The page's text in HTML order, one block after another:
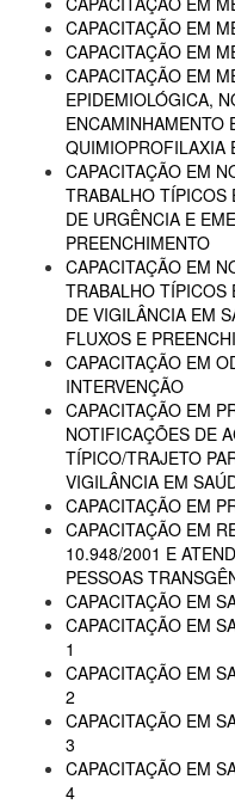
CAPACITAÇÃO EM
CAPACITAÇÃO EM
CAPACITAÇÃO EM
EPIDEMIOLÓGICA,
ENCAMINHAMENTO
QUIMIOPROFILAXIA
CAPACITAÇÃO EM
TRABALHO TÍPICOS
DE URGÊNCIA E
PREENCHIMENTO
CAPACITAÇÃO EM
TRABALHO TÍPICOS
DE VIGILÂNCIA EM
FLUXOS E
CAPACITAÇÃO EM
INTERVENÇÃO
CAPACITAÇÃO EM
NOTIFICAÇÕES DE
TÍPICO/TRAJETO
VIGILÂNCIA EM
CAPACITAÇÃO EM
CAPACITAÇÃO EM
10.948/2001 E
PESSOAS
CAPACITAÇÃO EM
CAPACITAÇÃO EM
1
CAPACITAÇÃO EM
2
CAPACITAÇÃO EM
3
CAPACITAÇÃO EM
4